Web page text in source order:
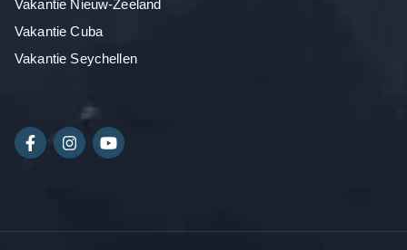
Vakantie Nieuw-Zeeland
Vakantie Cuba
Vakantie Seychellen